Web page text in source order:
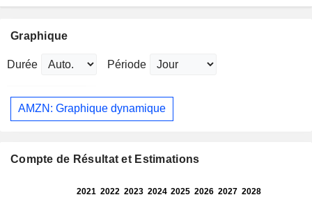
Graphique
Durée Période
AMZN: Graphique dynamique
Compte de Résultat et Estimations